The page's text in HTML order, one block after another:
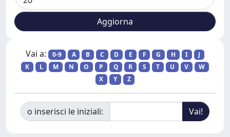
Vai a: 0-9 A B C D E F G H I
J
K
L M N O P Q R S T U V
W
X
Y Z
o inserisci le iniziali: